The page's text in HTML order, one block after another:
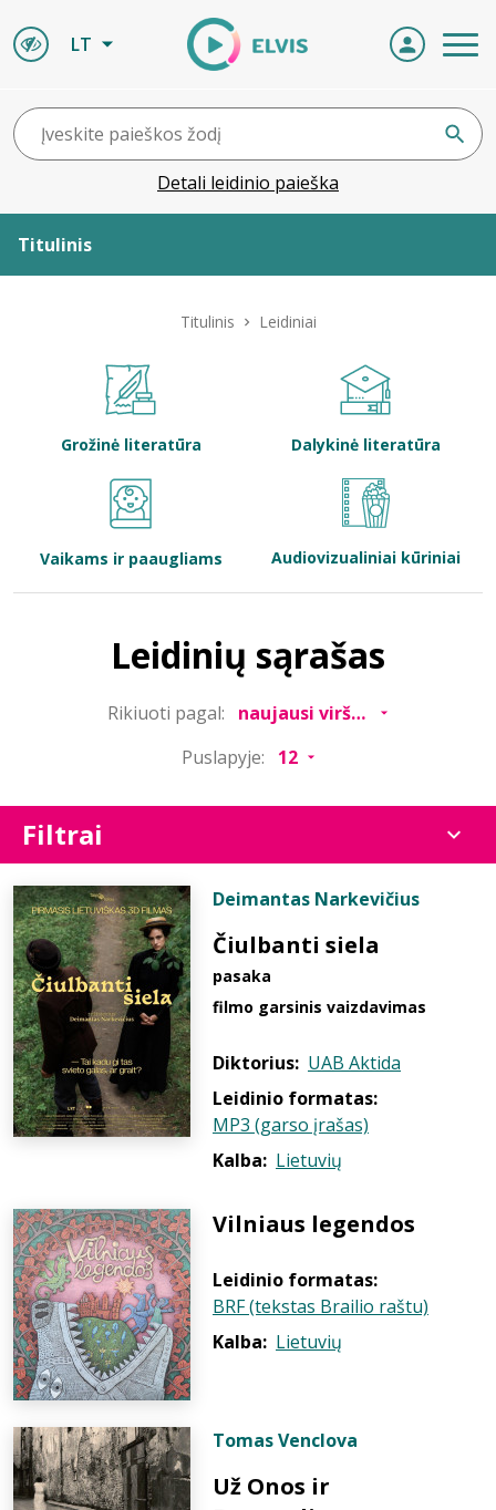
LT
Detali leidinio paieška
Titulinis
Bibliotekoms
Titulinis Leidiniai
Grožinė literatūra Dalykinė literatūra
Vaikams ir paaugliams Audiovizualiniai kūriniai
Leidinių sąrašas
Rikiuoti pagal:
Puslapyje:
Filtrai
Deimantas Narkevičius
Čiulbanti siela
pasaka
filmo garsinis vaizdavimas
Diktorius: UAB Aktida
Leidinio formatas:
MP3 (garso įrašas)
Kalba: Lietuvių
Vilniaus legendos
Leidinio formatas:
BRF (tekstas Brailio raštu)
Kalba: Lietuvių
Tomas Venclova
Už Onos ir